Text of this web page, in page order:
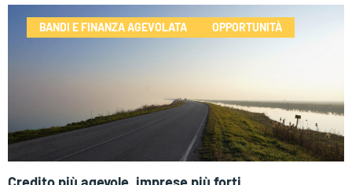
BANDI E FINANZA AGEVOLATA OPPORTUNITÀ